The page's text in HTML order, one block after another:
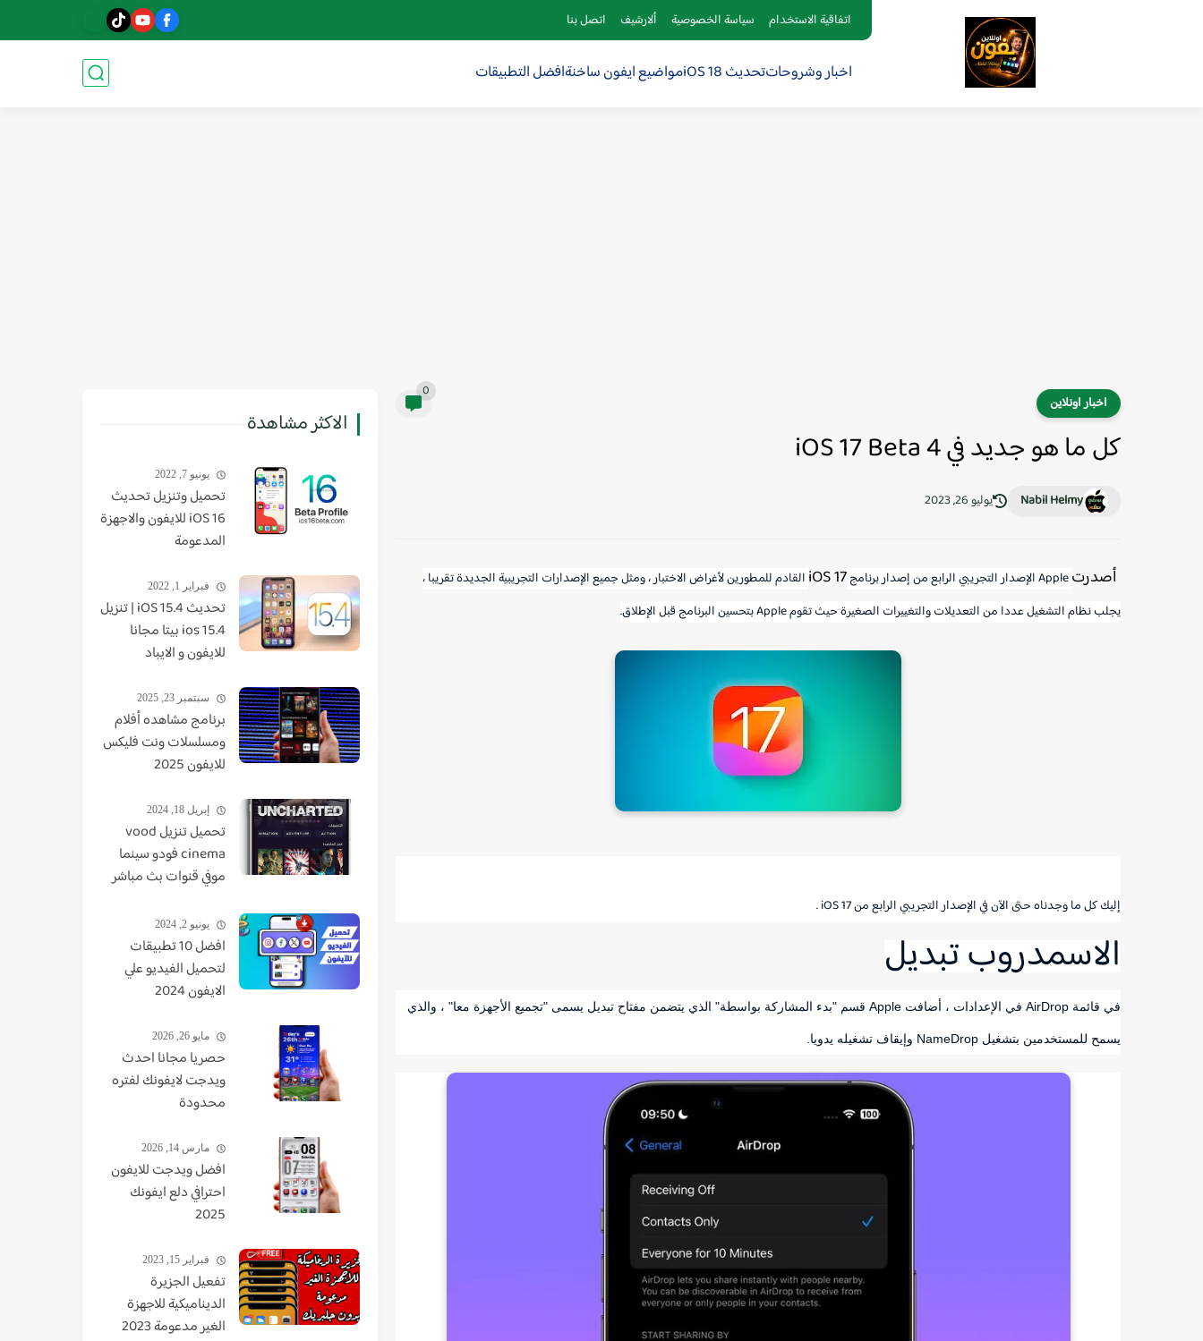
اتفاقية الاستخدام سياسة الخصوصية ألارشيف اتصل بنا
اخبار وشروحاتتحديث iOS 18 مواضيع ايفون ساخنةافضل التطبيقات
اخبار اونلاين
0
كل ما هو جديد في iOS 17 Beta 4
Nabil Helmy يوليو 26, 2023
أصدرتApple الإصدار التجريبي الرابع من إصدار برنامج iOS 17 القادم للمطورين لأغراض الاختبار ، ومثل جميع الإصدارات التجريبية الجديدة تقريبا ،
يجلب نظام التشغيل عددا من التعديلات والتغييرات الصغيرة حيث تقوم Apple بتحسين البرنامج قبل الإطلاق.
إليك كل ما وجدناه حتى الآن في الإصدار التجريبي الرابع من iOS 17 .
الاسمدروب تبديل
في قائمة AirDrop في الإعدادات ، أضافت Apple قسم "بدء المشاركة بواسطة" الذي يتضمن مفتاح تبديل يسمى "تجميع الأجهزة معا" ، والذي
يسمح للمستخدمين بتشغيل NameDrop وإيقاف تشغيله يدويا.
الاكثر مشاهدة
يونيو 7, 2022
تحميل وتنزيل تحديث
iOS 16 للايفون والاجهزة
المدعومة
فبراير 1, 2022
تحديث iOS 15.4 | تنزيل
ios 15.4 بيتا مجانا
للايفون و الايباد
سبتمبر 23, 2025
برنامج مشاهده أفلام
ومسلسلات ونت فليكس
للايفون 2025
إبريل 18, 2024
تحميل تنزيل vood
cinema فودو سينما
موفي قنوات بث مباشر
يونيو 2, 2024
افضل 10 تطبيقات
لتحميل الفيديو علي
الايفون 2024
مايو 26, 2026
حصريا مجانا احدث
ويدجت لايفونك لفتره
محدودة
مارس 14, 2026
افضل ويدجت للايفون
احترافي دلع ايفونك
2025
فبراير 15, 2023
تفعيل الجزيرة
الديناميكية للاجهزة
الغير مدعومة 2023